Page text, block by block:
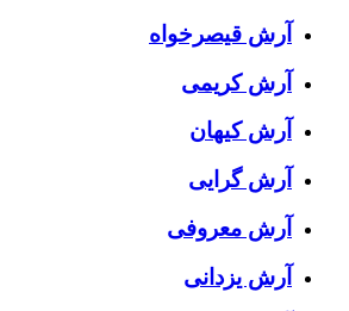
آرش قیصرخواه
آرش کریمی
آرش کیهان
آرش گرایی
آرش معروفی
آرش یزدانی